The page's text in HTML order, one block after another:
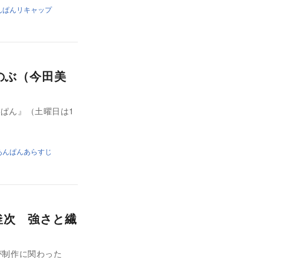
ぱんリキャップ
ぶ（今田美
ん』（土曜日は1
んぱんあらすじ
次 強さと繊
作に関わった